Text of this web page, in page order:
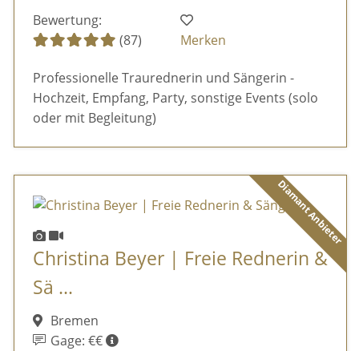
Bewertung:
(87)
Merken
Professionelle Traurednerin und Sängerin -
Hochzeit, Empfang, Party, sonstige Events (solo
oder mit Begleitung)
Diamant Anbieter
Christina Beyer | Freie Rednerin &
Sä ...
Bremen
Gage: €€